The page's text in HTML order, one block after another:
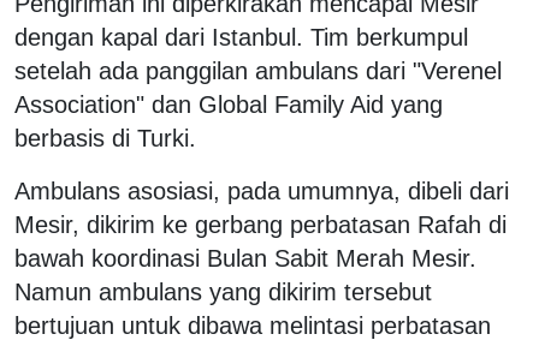
dengan kapal dari Istanbul. Tim berkumpul
setelah ada panggilan ambulans dari "Verenel
Association" dan Global Family Aid yang
berbasis di Turki.
Ambulans asosiasi, pada umumnya, dibeli dari
Mesir, dikirim ke gerbang perbatasan Rafah di
bawah koordinasi Bulan Sabit Merah Mesir.
Namun ambulans yang dikirim tersebut
bertujuan untuk dibawa melintasi perbatasan